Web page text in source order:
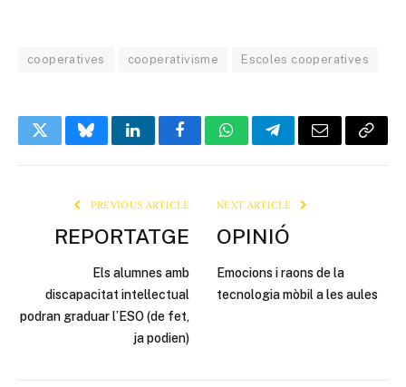
cooperatives cooperativisme Escoles cooperatives
TwitterBlueskyLinkedInFacebookWhatsAppTelegramEmail Copy
PREVIOUS ARTICLE
REPORTATGE
Els alumnes amb
discapacitat intel·lectual
podran graduar l’ESO (de fet,
ja podien)
NEXT ARTICLE
OPINIÓ
Emocions i raons de la
tecnologia mòbil a les aules